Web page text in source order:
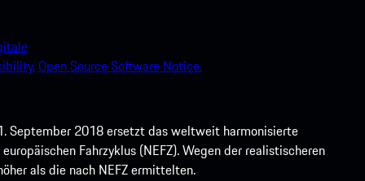
Open Source Software Notice.
September 2018 ersetzt das weltweit harmonisierte
Fahrzyklus (NEFZ). Wegen der realistischeren
als die nach NEFZ ermittelten.